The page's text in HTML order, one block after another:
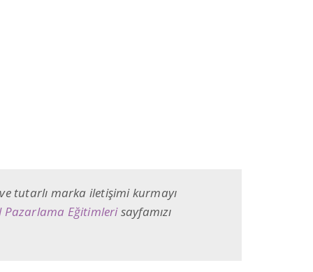
tutarlı marka iletişimi kurmayı
Pazarlama Eğitimlerisayfamızı